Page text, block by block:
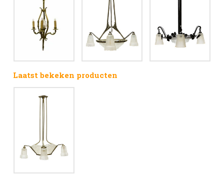
Laatst bekeken producten